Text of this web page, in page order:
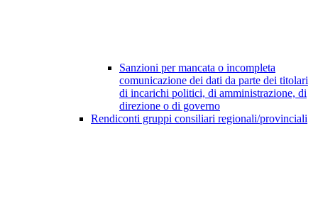
Sanzioni per mancata o incompleta
comunicazione dei dati da parte dei titolari
di incarichi politici, di amministrazione, di
direzione o di governo
Rendiconti gruppi consiliari regionali/provinciali